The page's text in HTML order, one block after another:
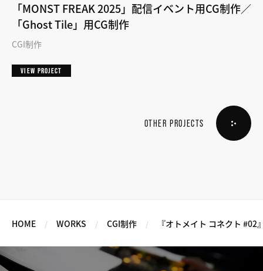
「MONST FREAK 2025」配信イベント用CG制作／
「Ghost Tile」用CG制作
CGI制作
VIEW PROJECT
OTHER PROJECTS
HOME WORKS CGI制作 『オトメイト コネクト #02